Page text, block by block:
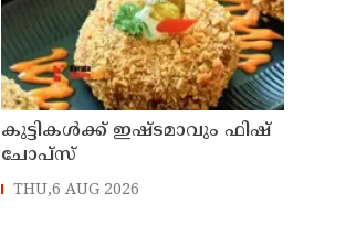
കുട്ടികൾക്ക് ഇഷ്ടമാവും ഫിഷ്
ചോപ്സ്
THU,6 AUG 2026